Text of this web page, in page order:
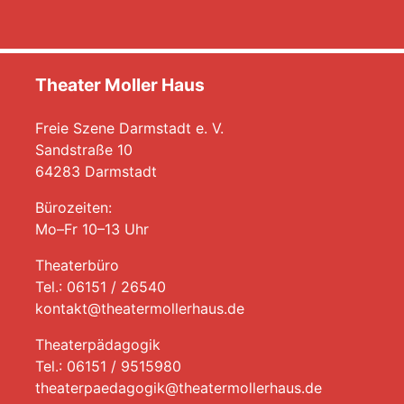
Theater Moller Haus
Freie Szene Darmstadt e. V.
Sandstraße 10
64283 Darmstadt
Bürozeiten:
Mo–Fr 10–13 Uhr
Theaterbüro
Tel.: 06151 / 26540
kontakt@theatermollerhaus.de
Theaterpädagogik
Tel.: 06151 / 9515980
theaterpaedagogik@theatermollerhaus.de